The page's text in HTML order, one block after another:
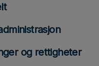
og rettigheter